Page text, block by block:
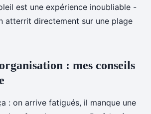
est une expérience inoubliable -
atterrit directement sur une plage
: mes conseils
: on arrive fatigués, il manque une